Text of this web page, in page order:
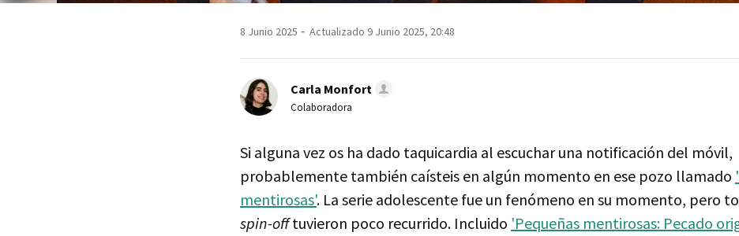
8 Junio 2025 Actualizado 9 Junio 2025, 20:48
Carla Monfort
Colaboradora
Si alguna vez os ha dado taquicardia al escuchar una notificación del móvil,
probablemente también caísteis en algún momento en ese pozo llamado
mentirosas'. La serie adolescente fue un fenómeno en su momento, pero
spin-offtuvieron poco recurrido. Incluido 'Pequeñas mentirosas: Pecado